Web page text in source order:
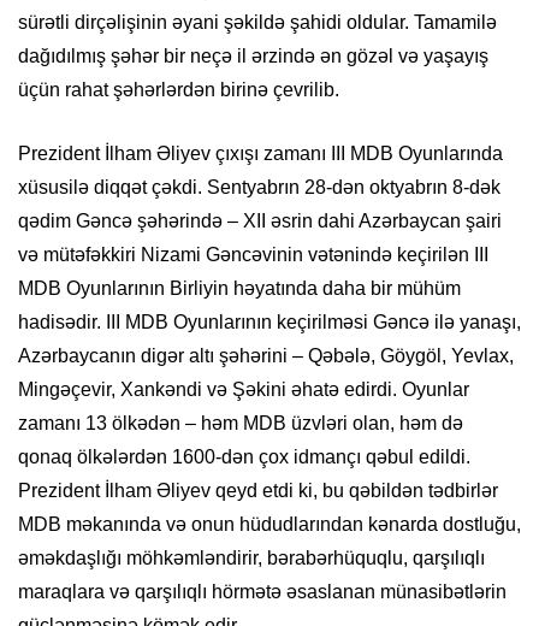
sürətli dirçəlişinin əyani şəkildə şahidi oldular. Tamamilə
dağıdılmış şəhər bir neçə il ərzində ən gözəl və yaşayış
üçün rahat şəhərlərdən birinə çevrilib.
Prezident İlham Əliyev çıxışı zamanı III MDB Oyunlarında
xüsusilə diqqət çəkdi. Sentyabrın 28-dən oktyabrın 8-dək
qədim Gəncə şəhərində – XII əsrin dahi Azərbaycan şairi
və mütəfəkkiri Nizami Gəncəvinin vətənində keçirilən III
MDB Oyunlarının Birliyin həyatında daha bir mühüm
hadisədir. III MDB Oyunlarının keçirilməsi Gəncə ilə yanaşı,
Azərbaycanın digər altı şəhərini – Qəbələ, Göygöl, Yevlax,
Mingəçevir, Xankəndi və Şəkini əhatə edirdi. Oyunlar
zamanı 13 ölkədən – həm MDB üzvləri olan, həm də
qonaq ölkələrdən 1600-dən çox idmançı qəbul edildi.
Prezident İlham Əliyev qeyd etdi ki, bu qəbildən tədbirlər
MDB məkanında və onun hüdudlarından kənarda dostluğu,
əməkdaşlığı möhkəmləndirir, bərabərhüquqlu, qarşılıqlı
maraqlara və qarşılıqlı hörmətə əsaslanan münasibətlərin